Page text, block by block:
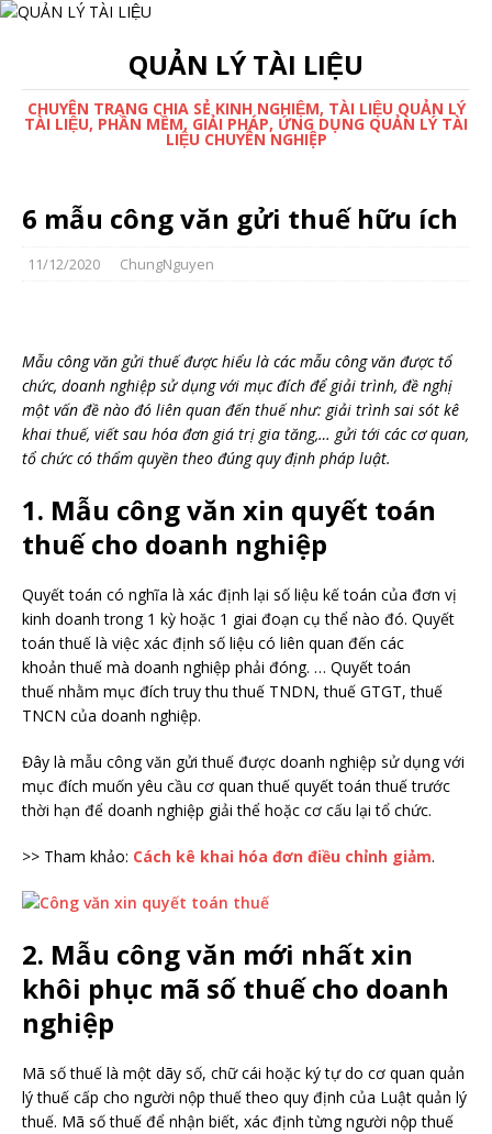
QUẢN LÝ TÀI LIỆU
CHUYÊN TRANG CHIA SẺ KINH NGHIỆM, TÀI LIỆU QUẢN LÝ
TÀI LIỆU, PHẦN MỀM, GIẢI PHÁP, ỨNG DỤNG QUẢN LÝ TÀI
LIỆU CHUYÊN NGHIỆP
6 mẫu công văn gửi thuế hữu ích
11/12/2020 ChungNguyen
Mẫu công văn gửi thuế được hiểu là các mẫu công văn được tổ
chức, doanh nghiệp sử dụng với mục đích để giải trình, đề nghị
một vấn đề nào đó liên quan đến thuế như: giải trình sai sót kê
khai thuế, viết sau hóa đơn giá trị gia tăng,… gửi tới các cơ quan,
tổ chức có thẩm quyền theo đúng quy định pháp luật.
1. Mẫu công văn xin quyết toán
thuế cho doanh nghiệp
Quyết toán có nghĩa là xác định lại số liệu kế toán của đơn vị
kinh doanh trong 1 kỳ hoặc 1 giai đoạn cụ thể nào đó. Quyết
toán thuế là việc xác định số liệu có liên quan đến các
khoản thuế mà doanh nghiệp phải đóng. … Quyết toán
thuế nhằm mục đích truy thu thuế TNDN, thuế GTGT, thuế
TNCN của doanh nghiệp.
Đây là mẫu công văn gửi thuế được doanh nghiệp sử dụng với
mục đích muốn yêu cầu cơ quan thuế quyết toán thuế trước
thời hạn để doanh nghiệp giải thể hoặc cơ cấu lại tổ chức.
>> Tham khảo: Cách kê khai hóa đơn điều chỉnh giảm.
2. Mẫu công văn mới nhất xin
khôi phục mã số thuế cho doanh
nghiệp
Mã số thuế là một dãy số, chữ cái hoặc ký tự do cơ quan quản
lý thuế cấp cho người nộp thuế theo quy định của Luật quản lý
thuế. Mã số thuế để nhận biết, xác định từng người nộp thuế